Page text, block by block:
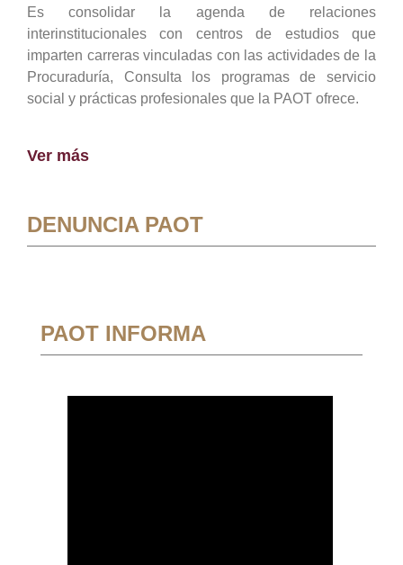
Es consolidar la agenda de relaciones
interinstitucionales con centros de estudios que
imparten carreras vinculadas con las actividades de la
Procuraduría, Consulta los programas de servicio
social y prácticas profesionales que la PAOT ofrece.
Ver más
DENUNCIA PAOT
PAOT INFORMA